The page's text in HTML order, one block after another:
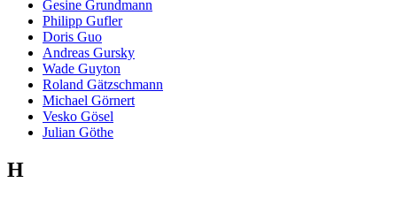
Gesine Grundmann
Philipp Gufler
Doris Guo
Andreas Gursky
Wade Guyton
Roland Gätzschmann
Michael Görnert
Vesko Gösel
Julian Göthe
H